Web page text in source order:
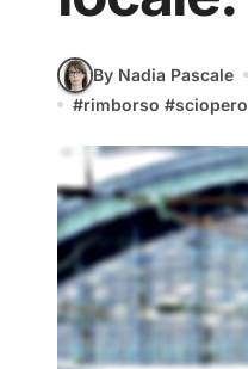
By Nadia Pascale
#rimborso #